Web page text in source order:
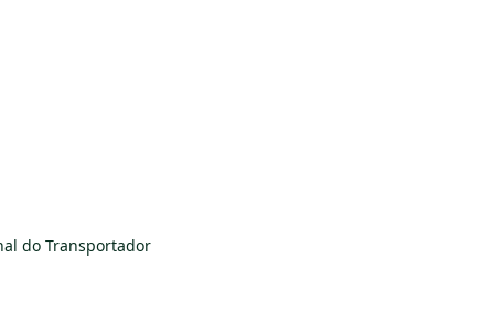
do Transportador